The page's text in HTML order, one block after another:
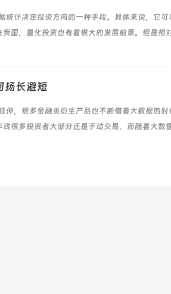
计决定投资方向的一种手段。具体来说，它可
国，量化投资也有着很大的发展前景。但是相
扬长避短
，很多金融类衍生产品也不断借着大数据的时
很多投资者大部分还是手动交易，而随着大数